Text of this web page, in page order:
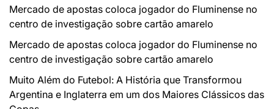
Mercado de apostas coloca jogador do Fluminense no
centro de investigação sobre cartão amarelo
Mercado de apostas coloca jogador do Fluminense no
centro de investigação sobre cartão amarelo
Muito Além do Futebol: A História que Transformou
Argentina e Inglaterra em um dos Maiores Clássicos das